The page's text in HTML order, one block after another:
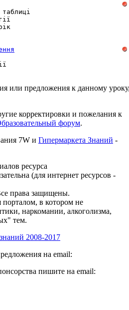
графіки,
план на
или предложения к данному
корректировки и пожелания к
форум.
7W и Гипермаркета Знаний -
ресурса
(для интернет ресурсов -
права защищены.
порталом, в котором не
наркомании, алкоголизма,
тем.
2008-2017
на email:
пишите на email: